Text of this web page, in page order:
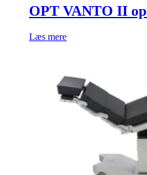
OPT VANTO II
Læs mere